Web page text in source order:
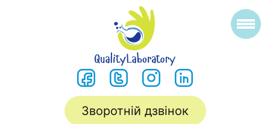
Зворотній дзвінок